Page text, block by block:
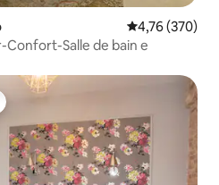
Évaluation
4,76 (370)
Confort-Salle de bain e